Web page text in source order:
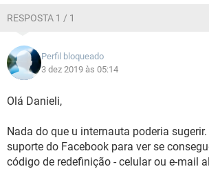
RESPOSTA 1 / 1
Perfil bloqueado
3 dez 2019 às 05:14
Olá Danieli,
Nada do que u internauta poderia
suporte do Facebook para ver se
código de redefinição - celular ou e-mail